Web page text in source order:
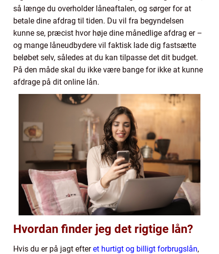
så længe du overholder låneaftalen, og sørger for at
betale dine afdrag til tiden. Du vil fra begyndelsen
kunne se, præcist hvor høje dine månedlige afdrag er –
og mange låneudbydere vil faktisk lade dig fastsætte
beløbet selv, således at du kan tilpasse det dit budget.
På den måde skal du ikke være bange for ikke at kunne
afdrage på dit online lån.
Hvordan finder jeg det rigtige lån?
Hvis du er på jagt efteret hurtigt og billigt forbrugslån,